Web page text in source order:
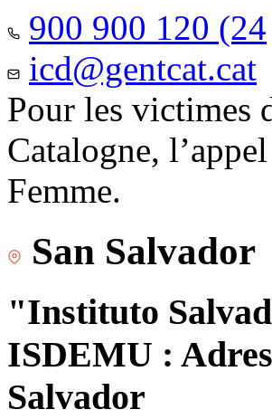
900 900 120 (24
icd@gentcat.cat
Pour les victimes
Catalogne,
Femme.
San Salvador
"Instituto
ISDEMU :
Salvador